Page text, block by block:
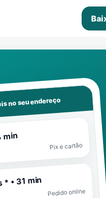
no seu endereço
min
Pix e cartão
• 31 min
Pedido online